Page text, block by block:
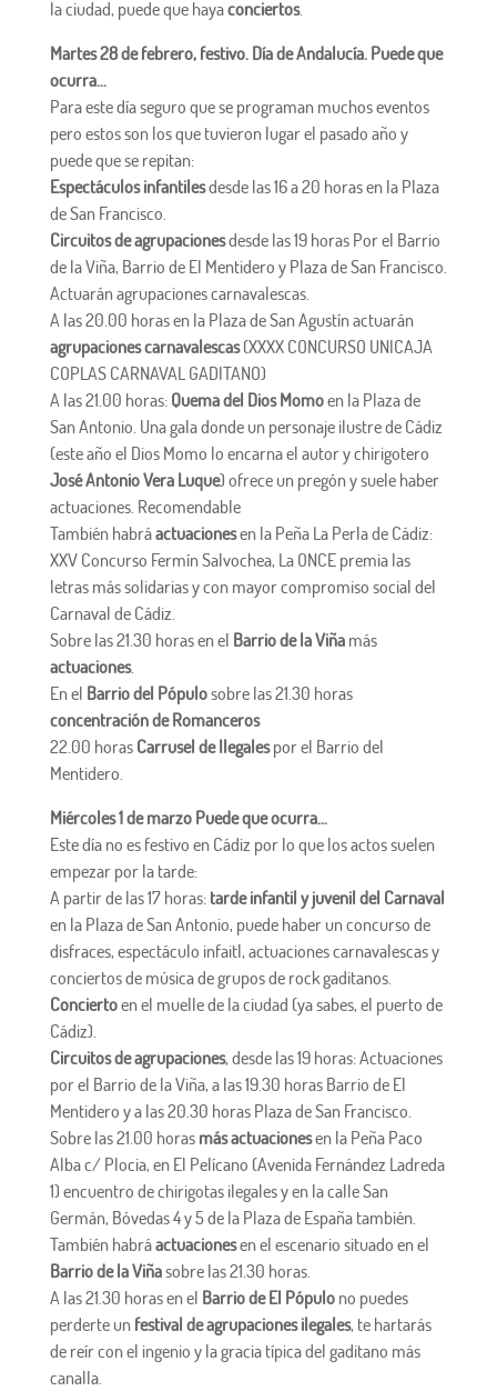
la ciudad, puede que hayaconciertos.
Martes 28 de febrero, festivo. Día de Andalucía. Puede que
ocurra…
Para este día seguro que se programan muchos eventos
pero estos son los que tuvieron lugar el pasado año y
puede que se repitan:
Espectáculos infantilesdesde las 16 a 20 horas en la Plaza
de San Francisco.
Circuitos de agrupacionesdesde las 19 horas Por el Barrio
de la Viña, Barrio de El Mentidero y Plaza de San Francisco.
Actuarán agrupaciones carnavalescas.
A las 20.00 horas en la Plaza de San Agustín actuarán
agrupaciones carnavalescas(XXXX CONCURSO UNICAJA
COPLAS CARNAVAL GADITANO)
A las 21.00 horas: Quema del Dios Momoen la Plaza de
San Antonio. Una gala donde un personaje ilustre de Cádiz
(este año el Dios Momo lo encarna el autor y chirigotero
José Antonio Vera Luque) ofrece un pregón y suele haber
actuaciones. Recomendable
También habráactuacionesen la Peña La Perla de Cádiz:
XXV Concurso Fermín Salvochea, La ONCE premia las
letras más solidarias y con mayor compromiso social del
Carnaval de Cádiz.
Sobre las 21.30 horas en el Barrio de la Viña más
actuaciones.
En el Barrio del Pópulosobre las 21.30 horas
concentración de Romanceros
22.00 horas Carrusel de Ilegalespor el Barrio del
Mentidero.
Miércoles 1 de marzo Puede que ocurra…
Este día no es festivo en Cádiz por lo que los actos suelen
empezar por la tarde:
A partir de las 17 horas: tarde infantil y juvenil del Carnaval
en la Plaza de San Antonio, puede haber un concurso de
disfraces, espectáculo infaitl, actuaciones carnavalescas y
conciertos de música de grupos de rock gaditanos.
Conciertoen el muelle de la ciudad (ya sabes, el puerto de
Cádiz).
Circuitos de agrupaciones, desde las 19 horas: Actuaciones
por el Barrio de la Viña, a las 19.30 horas Barrio de El
Mentidero y a las 20.30 horas Plaza de San Francisco.
Sobre las 21.00 horas más actuacionesen la Peña Paco
Alba c/ Plocia, en El Pelícano (Avenida Fernández Ladreda
1) encuentro de chirigotas ilegales y en la calle San
Germán, Bóvedas 4 y 5 de la Plaza de España también.
También habráactuacionesen el escenario situado en el
Barrio de la Viñasobre las 21.30 horas.
A las 21.30 horas en el Barrio de El Pópulono puedes
perderte un festival de agrupaciones ilegales, te hartarás
de reír con el ingenio y la gracia típica del gaditano más
canalla.